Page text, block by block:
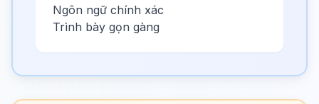
Ngôn ngữ chính xác
Trình bày gọn gàng